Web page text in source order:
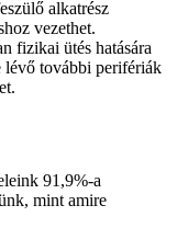
alkatrész
vezethet.
fizikai ütés hatására
lévő további perifériák
91,9%-a
mint amire